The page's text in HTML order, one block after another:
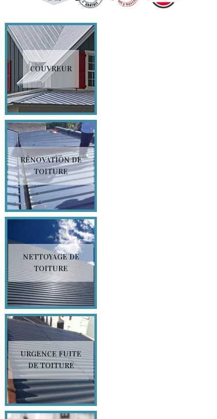
COUVREUR
RÉNOVATION DE
TOITURE
NETTOYAGE DE
TOITURE
URGENCE FUITE
DE TOITURE